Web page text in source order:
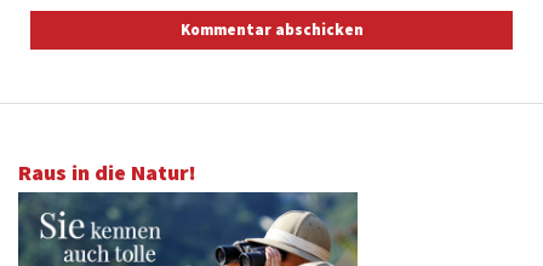
Raus in die Natur!